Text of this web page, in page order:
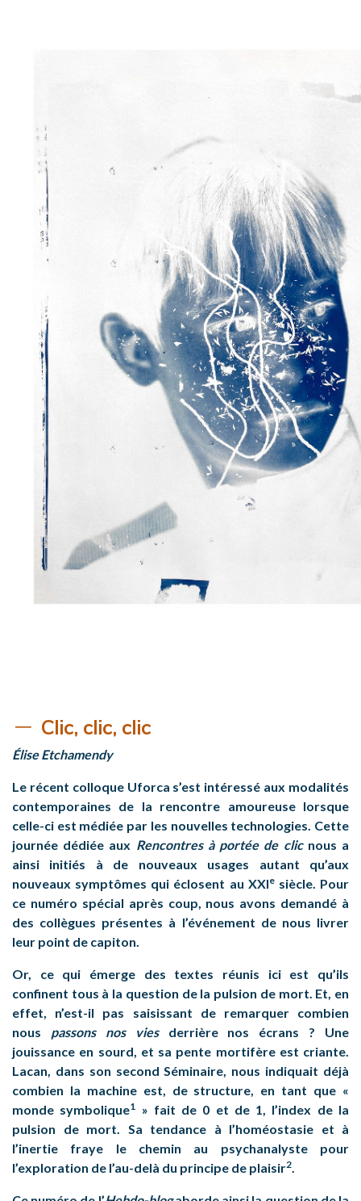
Clic, clic, clic
Élise Etchamendy
Le récent colloque Uforca s’est intéressé aux modalités
contemporaines de la rencontre amoureuse lorsque
celle-ci est médiée par les nouvelles technologies. Cette
journée dédiée aux Rencontres à portée de clicnous a
ainsi initiés à de nouveaux usages autant qu’aux
nouveaux symptômes qui éclosent au XXIesiècle. Pour
ce numéro spécial après coup, nous avons demandé à
des collègues présentes à l’événement de nous livrer
leur point de capiton.
Or, ce qui émerge des textes réunis ici est qu’ils
confinent tous à la question de la pulsion de mort. Et, en
effet, n’est-il pas saisissant de remarquer combien
nous
passons nos viesderrière nos écrans ? Une
jouissance en sourd, et sa pente mortifère est criante.
Lacan, dans son second Séminaire, nous indiquait déjà
combien la machine est, de structure, en tant que «
monde symbolique1 » fait de 0 et de 1, l’index de la
pulsion de mort. Sa tendance à l’homéostasie et à
l’inertie fraye le chemin au psychanalyste pour
l’exploration de l’au-delà du principe de plaisir2.